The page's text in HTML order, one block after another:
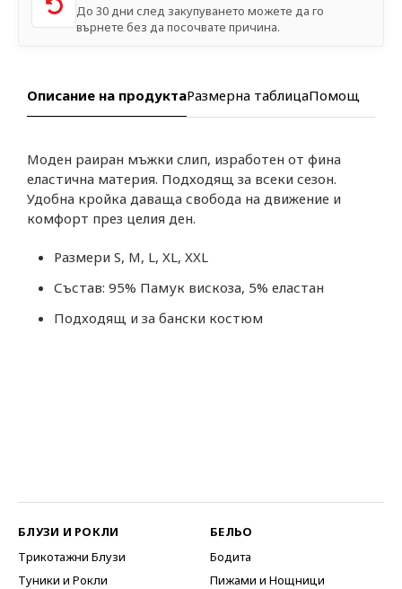
До 30 дни след закупуването можете да го
върнете без да посочвате причина.
Описание на продуктаРазмерна таблицаПомощ
Моден раиран мъжки слип, изработен от фина
еластична материя. Подходящ за всеки сезон.
Удобна кройка даваща свобода на движение и
комфорт през целия ден.
Размери S, M, L, XL, XXL
Състав: 95% Памук вискоза, 5% еластан
Подходящ и за бански костюм
БЛУЗИ И РОКЛИ
Трикотажни Блузи
Туники и Рокли
БЕЛЬО
Бодита
Пижами и Нощници